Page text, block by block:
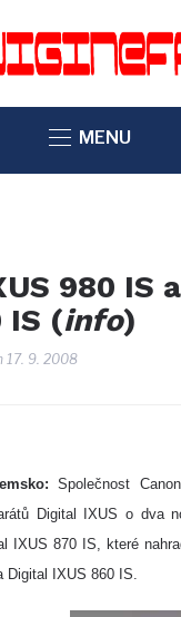
MENU
980 IS
IS (info)
17. 9. 2008
Společnost
Digital IXUS o dva
IXUS 870 IS, které
Digital IXUS 860 IS.